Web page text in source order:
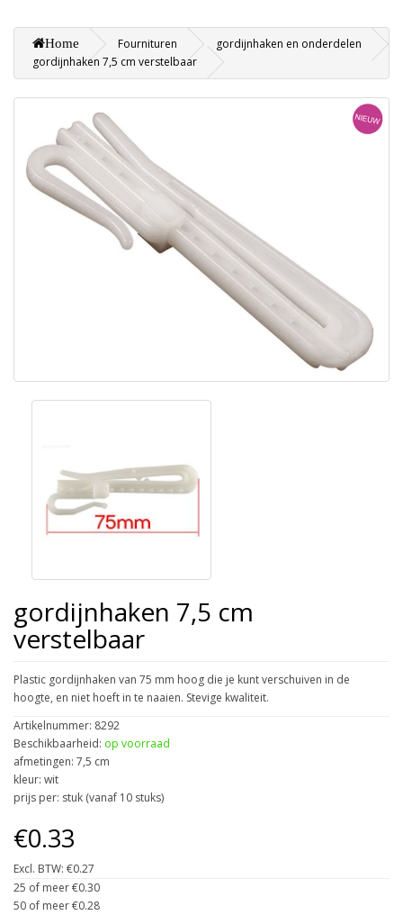
Home Fournituren
gordijnhaken en onderdelen
gordijnhaken 7,5 cm verstelbaar
gordijnhaken 7,5 cm
verstelbaar
Plastic gordijnhaken van 75 mm hoog die je kunt verschuiven in de
hoogte, en niet hoeft in te naaien. Stevige kwaliteit.
Artikelnummer: 8292
Beschikbaarheid: op voorraad
afmetingen: 7,5 cm
kleur: wit
prijs per: stuk (vanaf 10 stuks)
€0.33
Excl. BTW: €0.27
25 of meer €0.30
50 of meer €0.28